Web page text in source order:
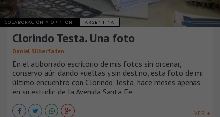
COLABORACIÓN Y OPINIÓN ARGENTINA
Clorindo Testa. Una foto
Daniel Silberfaden
En el atiborrado escritorio de mis fotos sin ordenar,
conservo aún dando vueltas y sin destino, esta foto de mi
último encuentro con Clorindo Testa, hace meses apenas
en su estudio de la Avenida Santa Fe.
VER +